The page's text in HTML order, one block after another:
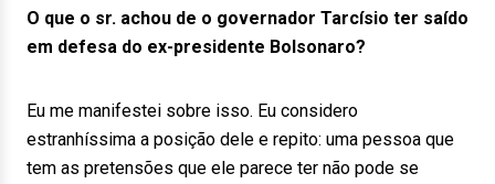
O que o sr. achou de o governador Tarcísio ter saído
em defesa do ex-presidente Bolsonaro?
Eu me manifestei sobre isso. Eu considero
estranhíssima a posição dele e repito: uma pessoa que
tem as pretensões que ele parece ter não pode se